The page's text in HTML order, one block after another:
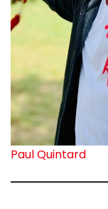
Paul Quintard